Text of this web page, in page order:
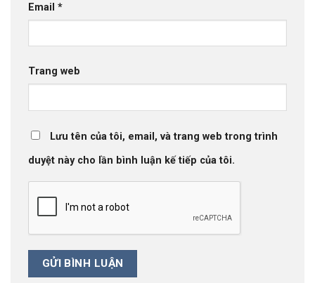
Email *
Trang web
Lưu tên của tôi, email, và trang web trong trình
duyệt này cho lần bình luận kế tiếp của tôi.